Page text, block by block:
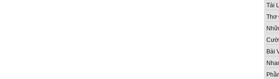
Tài
Thơ
Bài